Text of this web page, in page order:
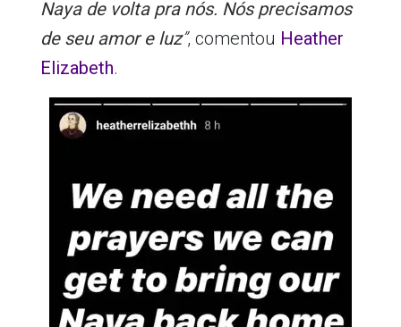
Naya de volta pra nós. Nós precisamos
de seu amor e luz”, comentou Heather
Elizabeth.